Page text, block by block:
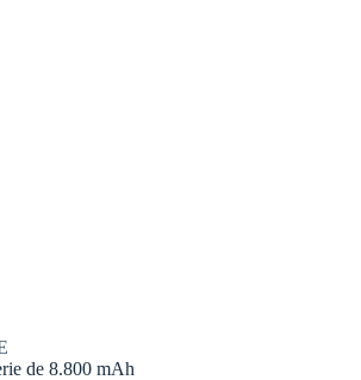
de 8.800 mAh